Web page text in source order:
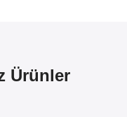
Ürünler